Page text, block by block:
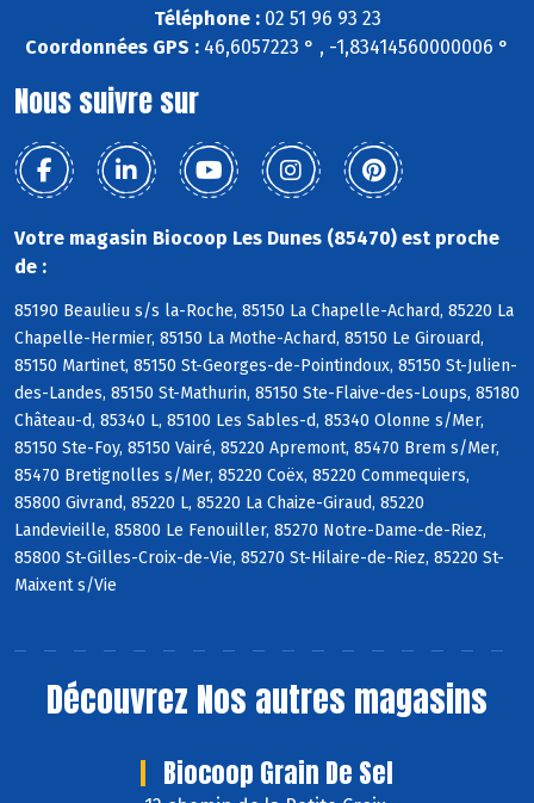
Téléphone :02 51 96 93 23
Coordonnées GPS : 46,6057223 ° , -1,83414560000006 °
Nous suivre sur
Votre magasin Biocoop Les Dunes (85470) est proche
de :
85190 Beaulieu s/s la-Roche, 85150 La Chapelle-Achard, 85220 La
Chapelle-Hermier, 85150 La Mothe-Achard, 85150 Le Girouard,
85150 Martinet, 85150 St-Georges-de-Pointindoux, 85150 St-Julien-
des-Landes, 85150 St-Mathurin, 85150 Ste-Flaive-des-Loups, 85180
Château-d, 85340 L, 85100 Les Sables-d, 85340 Olonne s/Mer,
85150 Ste-Foy, 85150 Vairé, 85220 Apremont, 85470 Brem s/Mer,
85470 Bretignolles s/Mer, 85220 Coëx, 85220 Commequiers,
85800 Givrand, 85220 L, 85220 La Chaize-Giraud, 85220
Landevieille, 85800 Le Fenouiller, 85270 Notre-Dame-de-Riez,
85800 St-Gilles-Croix-de-Vie, 85270 St-Hilaire-de-Riez, 85220 St-
Maixent s/Vie
Découvrez Nos autres magasins
Biocoop Grain De Sel